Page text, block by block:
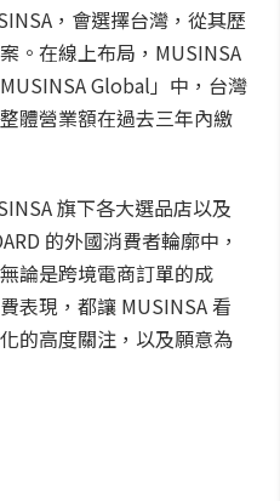
，會選擇台灣，從其歷
。在線上布局，MUSINSA
Global」中，台灣
體營業額在過去三年內繳
旗下各大選品店以及
的外國消費者輪廓中，
論是跨境電商訂單的成
表現，都讓 MUSINSA 看
的高度關注，以及願意為